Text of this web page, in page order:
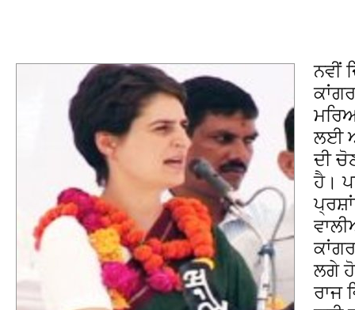
ਨਵੀਂ
ਲਈ
ਦੀ
ਹੈ।
ਲਗੇ
ਰਾਜ